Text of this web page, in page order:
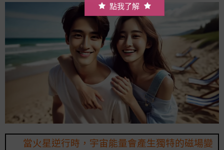
當火星逆行時，宇宙能量會產生獨特的磁場變
點我了解